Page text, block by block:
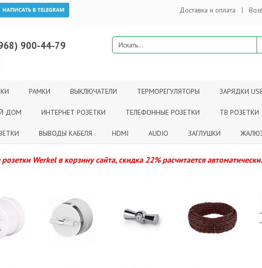
Доставка и оплата
900-44-79
РАМКИ ВЫКЛЮЧАТЕЛИ ТЕРМОРЕГУЛЯТОРЫ ЗАРЯДКИ
ДОМ ИНТЕРНЕТ РОЗЕТКИ ТЕЛЕФОННЫЕ РОЗЕТКИ ТВ РОЗЕТКИ
ВЫВОДЫ КАБЕЛЯ HDMI AUDIO ЗАГЛУШКИ
Werkel в корзину сайта, скидка 22% расчитается автоматически.